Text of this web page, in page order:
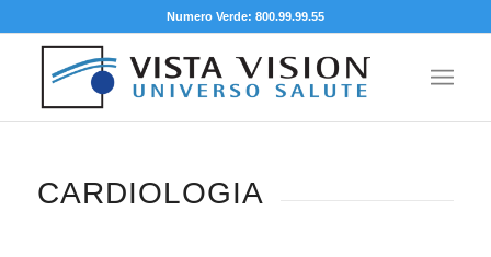
Numero Verde: 800.99.99.55
CARDIOLOGIA